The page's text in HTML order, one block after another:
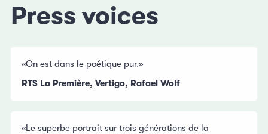
Press voices
«On est dans le poétique pur.»
RTS La Première, Vertigo, Rafael Wolf
«Le superbe portrait sur trois générations de la